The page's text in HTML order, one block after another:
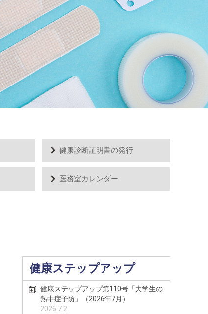
健康診断証明書の発行
医務室カレンダー
健康ステップアップ
健康ステップアップ第110号「大学生の
熱中症予防」（2026年7月）
2026.7.2